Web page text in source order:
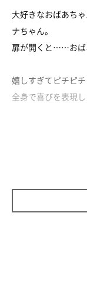
大好きなおばあち
ナちゃん。
扉が開くと……おば
嬉しすぎてピチピ
全身で喜びを表現